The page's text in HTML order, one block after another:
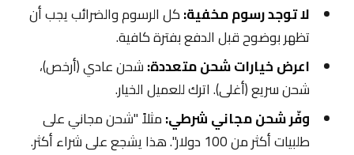
لا توجد رسوم مخفية:كل الرسوم والضرائب يجب أن
تظهر بوضوح قبل الدفع بفترة كافية.
اعرض خيارات شحن متعددة:شحن عادي (أرخص)،
شحن سريع (أغلى). اترك للعميل الخيار.
وفّر شحن مجاني شرطي:مثلاً "شحن مجاني على
طلبيات أكثر من 100 دولار". هذا يشجع على شراء أكثر.